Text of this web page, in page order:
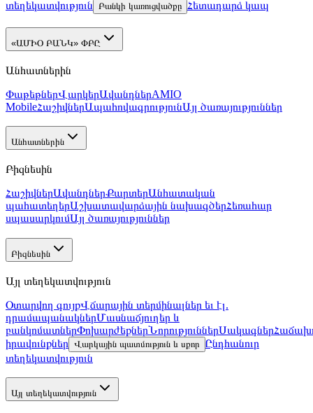
տեղեկատվություն Բանկի կառուցվածքը Հետադարձ կապ
«ԱՄԻՕ ԲԱՆԿ» ՓԲԸ
Անհատներին
ՓաթեթներՎարկերԱվանդներAMIO
MobileՀաշիվներԱպահովագրությունԱյլ ծառայություններ
Անհատներին
Բիզնեսին
ՀաշիվներԱվանդներՔարտերԱնհատական
պահատեղերԱշխատավարձային նախագծերՀեռահար
սպասարկումԱյլ ծառայություններ
Բիզնեսին
Այլ տեղեկատվություն
Օտարվող գույքՎճարային տերմինալներ եւ էլ.
դրամապանակներՄասնաճյուղեր և
բանկոմատներՓոխարժեքներՆորություններՍակագներ
իրավունքներ Վարկային պատմություն և սքոր Ընդհանուր
տեղեկատվություն
Այլ տեղեկատվություն